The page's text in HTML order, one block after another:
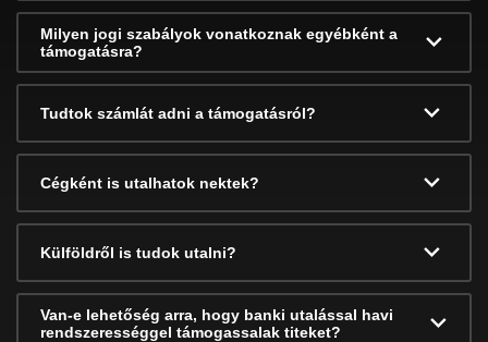
Milyen jogi szabályok vonatkoznak egyébként a
támogatásra?
Tudtok számlát adni a támogatásról?
Cégként is utalhatok nektek?
Külföldről is tudok utalni?
Van-e lehetőség arra, hogy banki utalással havi
rendszerességgel támogassalak titeket?